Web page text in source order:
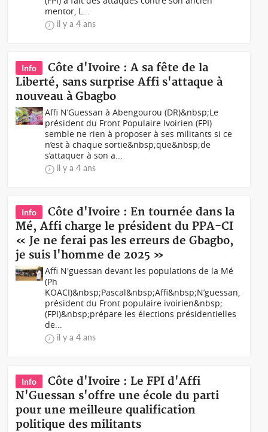
mentor, L...
il y a 4 ans
Info
Côte d'Ivoire : A sa fête de la
Liberté, sans surprise Affi s'attaque à
nouveau à Gbagbo
Affi N’Guessan à Abengourou (DR)&nbsp;Le
président du Front Populaire Ivoirien (FPI)
semble ne rien à proposer à ses militants si ce
n’est à chaque sortie&nbsp;que&nbsp;de
s’attaquer à son a...
il y a 4 ans
Info
Côte d'Ivoire : En tournée dans la
Mé, Affi charge le président du PPA-CI
« Je ne ferai pas les erreurs de Gbagbo,
je suis l'homme de 2025 »
Affi N'guessan devant les populations de la Mé
(Ph
KOACI)&nbsp;Pascal&nbsp;Affi&nbsp;N’guessan,
président du Front populaire ivoirien&nbsp;
(FPI)&nbsp;prépare les élections présidentielles
de...
il y a 4 ans
Info
Côte d'Ivoire : Le FPI d'Affi
N'Guessan s'offre une école du parti
pour une meilleure qualification
politique des militants